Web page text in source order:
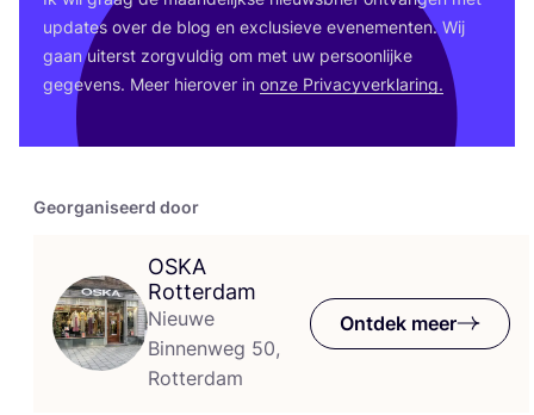
Georganiseerd door
OSKA
Rotterdam
Nieuwe
Binnenweg 50,
Rotterdam
Ontdek meer
upda­tes over de blog en exclu­sie­ve eve­ne­men­ten. Wij
gaan uiterst zorg­vul­dig om met uw per­soon­lij­ke
gege­vens. Meer hier­over in onze Pri­va­cy­ver­kla­ring.